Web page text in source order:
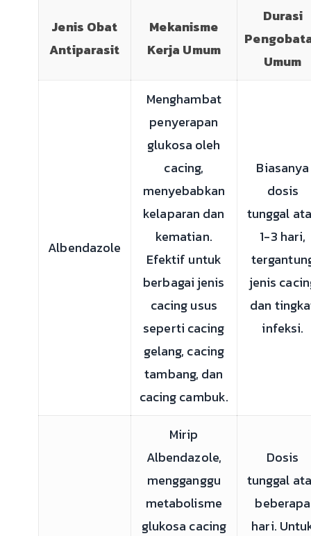
Jenis Obat
Antiparasit
Mekanisme
Kerja Umum
Durasi
Umum
Albendazole
Menghambat
penyerapan
glukosa oleh
cacing,
menyebabkan
kelaparan dan
kematian.
Efektif untuk
berbagai jenis
cacing usus
seperti cacing
gelang, cacing
tambang, dan
cacing cambuk.
Biasanya
dosis
tunggal
1-3 hari,
jenis
dan
infeksi.
Mirip
Albendazole,
mengganggu
metabolisme
glukosa cacing
Dosis
tunggal
beberapa
hari.